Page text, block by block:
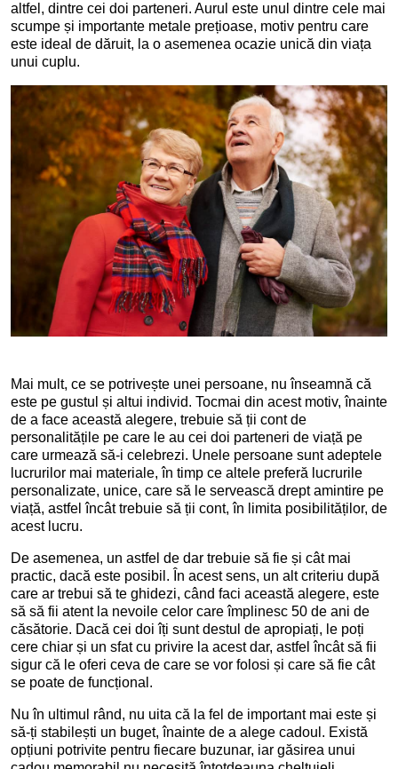
altfel, dintre cei doi parteneri. Aurul este unul dintre cele mai
scumpe și importante metale prețioase, motiv pentru care
este ideal de dăruit, la o asemenea ocazie unică din viața
unui cuplu.
Mai mult, ce se potrivește unei persoane, nu înseamnă că
este pe gustul și altui individ. Tocmai din acest motiv, înainte
de a face această alegere, trebuie să ții cont de
personalitățile pe care le au cei doi parteneri de viață pe
care urmează să-i celebrezi. Unele persoane sunt adeptele
lucrurilor mai materiale, în timp ce altele preferă lucrurile
personalizate, unice, care să le servească drept amintire pe
viață, astfel încât trebuie să ții cont, în limita posibilităților, de
acest lucru.
De asemenea, un astfel de dar trebuie să fie și cât mai
practic, dacă este posibil. În acest sens, un alt criteriu după
care ar trebui să te ghidezi, când faci această alegere, este
să să fii atent la nevoile celor care împlinesc 50 de ani de
căsătorie. Dacă cei doi îți sunt destul de apropiați, le poți
cere chiar și un sfat cu privire la acest dar, astfel încât să fii
sigur că le oferi ceva de care se vor folosi și care să fie cât
se poate de funcțional.
Nu în ultimul rând, nu uita că la fel de important mai este și
să-ți stabilești un buget, înainte de a alege cadoul. Există
opțiuni potrivite pentru fiecare buzunar, iar găsirea unui